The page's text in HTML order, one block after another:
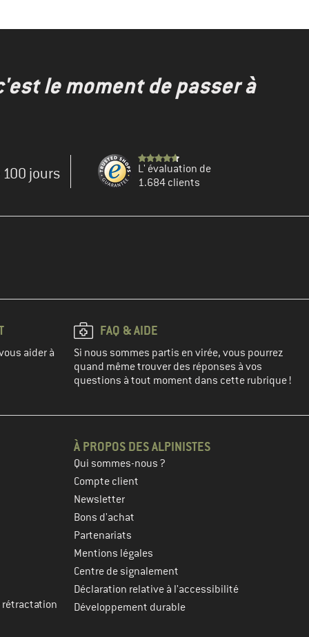
le moment de passer à
100 jours
L' évaluation de
1.684 clients
aider à
FAQ & AIDE
Si nous sommes partis en virée, vous pourrez
quand même trouver des réponses à vos
questions à tout moment dans cette rubrique !
À PROPOS DES ALPINISTES
Qui sommes-nous ?
Compte client
Newsletter
Bons d'achat
Partenariats
Mentions légales
Centre de signalement
Déclaration relative à l'accessibilité
Développement durable